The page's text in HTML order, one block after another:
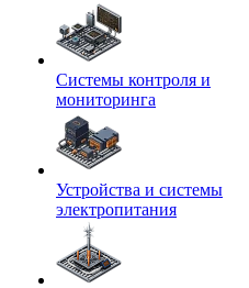
Системы контроля и
мониторинга
Устройства и системы
электропитания